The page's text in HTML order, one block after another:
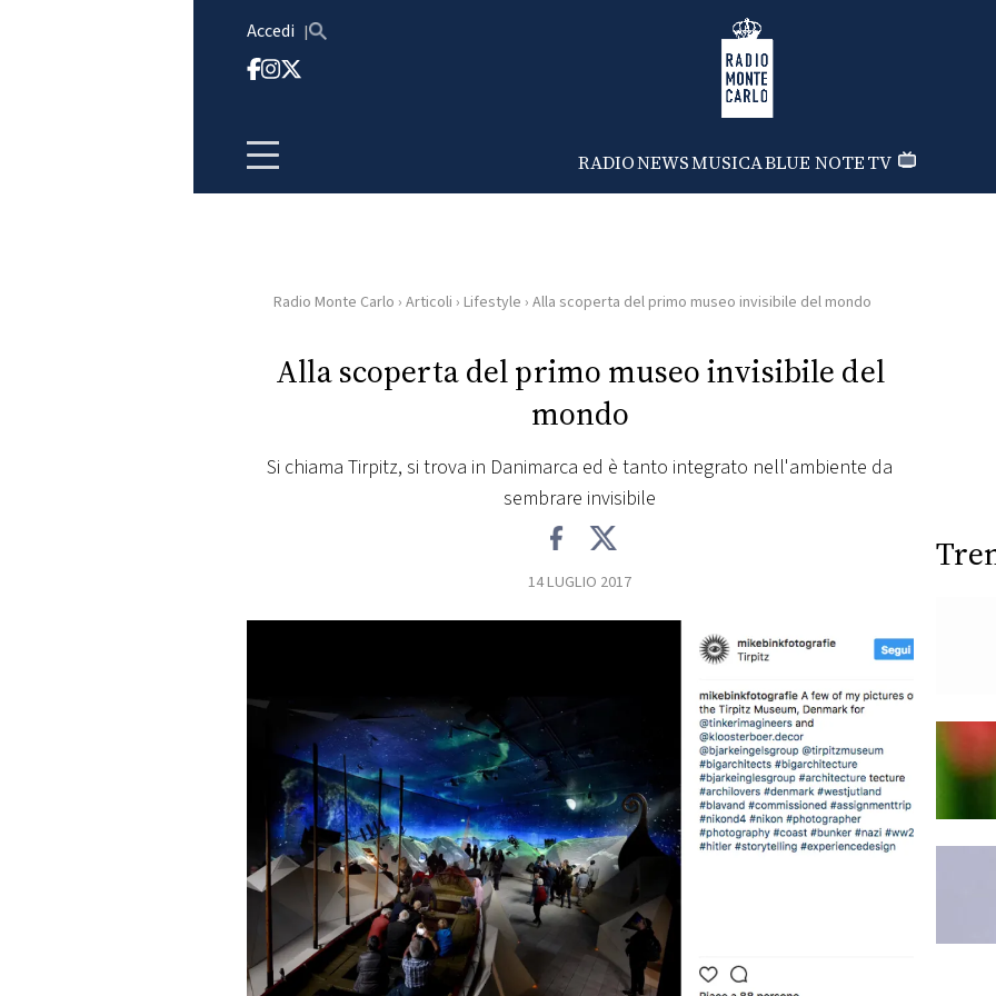
Accedi Radio Monte Carlo
RADIONEWSMUSICABLUE NOTETV
HOME
RADIO
RADIO
CONCORSI
EVENTI
VIDEO
PRINCIPATO
Radio Monte Carlo › Articoli › Lifestyle › Alla scoperta del primo museo invisibile del mondo
Alla scoperta del primo museo invisibile del
mondo
Si chiama Tirpitz, si trova in Danimarca ed è tanto integrato nell'ambiente da
sembrare invisibile
14 LUGLIO 2017